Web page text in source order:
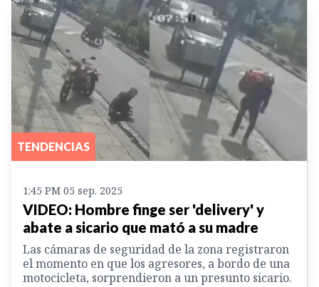
TENDENCIAS
1:45 PM 05 sep. 2025
VIDEO: Hombre finge ser 'delivery' y
abate a sicario que mató a su madre
Las cámaras de seguridad de la zona registraron
el momento en que los agresores, a bordo de una
motocicleta, sorprendieron a un presunto sicario.